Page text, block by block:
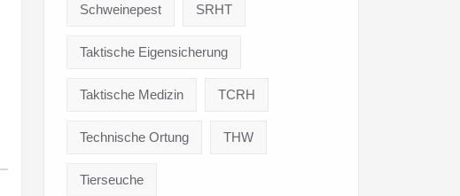
Schweinepest SRHT
Taktische Eigensicherung
Taktische Medizin TCRH
Technische Ortung THW
Tierseuche